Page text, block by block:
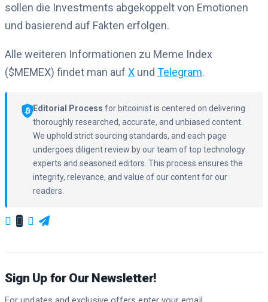
sollen die Investments abgekoppelt von Emotionen
und basierend auf Fakten erfolgen.
Alle weiteren Informationen zu Meme Index
($MEMEX) findet man auf X und Telegram.
Editorial Process for bitcoinist is centered on delivering
thoroughly researched, accurate, and unbiased content.
We uphold strict sourcing standards, and each page
undergoes diligent review by our team of top technology
experts and seasoned editors. This process ensures the
integrity, relevance, and value of our content for our
readers.
Sign Up for Our Newsletter!